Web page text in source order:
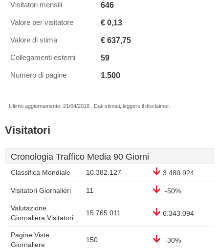
Visitatori mensili 646
Valore per visitatore € 0,13
Valore di stima € 637,75
Collegamenti esterni 59
Numero di pagine 1.500
Ultimo aggiornamento: 21/04/2018 . Dati stimati, leggere il disclaimer.
Visitatori
Cronologia Traffico Media 90 Giorni
Classifica Mondiale 10.382.127 3.480.924
Visitatori Giornalieri 11 -50%
Valutazione
Giornaliera Visitatori
15.765.011 6.343.094
Pagine Viste
Giornaliere
150 -30%